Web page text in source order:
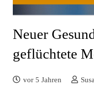
Neuer
geflüchtete
vor 5 Jahren